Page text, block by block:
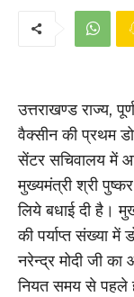
उत्तराखण्ड राज्य,
वैक्सीन की प्रथम
सेंटर सचिवालय में
मुख्यमंत्री श्री
लिये बधाई दी है।
की पर्याप्त संख्या में
नरेन्द्र मोदी जी
नियत समय से पहले